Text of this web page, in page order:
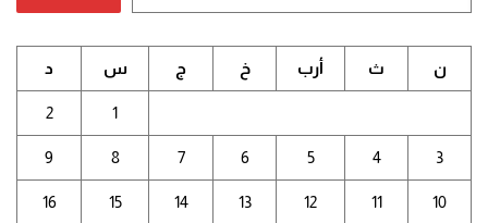
ن ث أرب خ ج س د
1
2
3
4
5
6
7
8
9
10
11
12
13
14
15
16